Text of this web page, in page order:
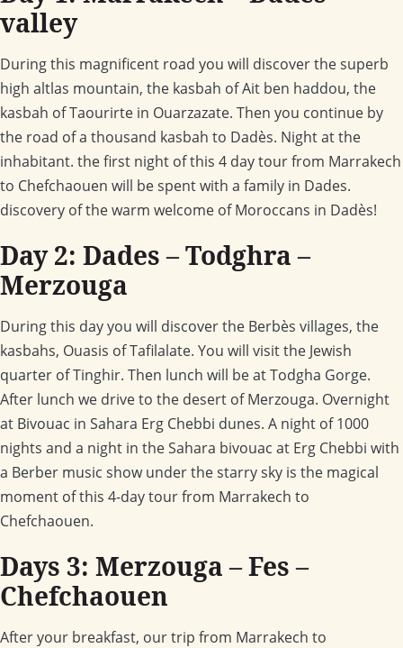
valley
During this magnificent road you will discover the superb
high altlas mountain, the kasbah of Ait ben haddou, the
kasbah of Taourirte in Ouarzazate. Then you continue by
the road of a thousand kasbah to Dadès. Night at the
inhabitant. the first night of this 4 day tour from Marrakech
to Chefchaouen will be spent with a family in Dades.
discovery of the warm welcome of Moroccans in Dadès!
Day 2: Dades – Todghra –
Merzouga
During this day you will discover the Berbès villages, the
kasbahs, Ouasis of Tafilalate. You will visit the Jewish
quarter of Tinghir. Then lunch will be at Todgha Gorge.
After lunch we drive to the desert of Merzouga. Overnight
at Bivouac in Sahara Erg Chebbi dunes. A night of 1000
nights and a night in the Sahara bivouac at Erg Chebbi with
a Berber music show under the starry sky is the magical
moment of this 4-day tour from Marrakech to
Chefchaouen.
Days 3: Merzouga – Fes –
Chefchaouen
After your breakfast, our trip from Marrakech to